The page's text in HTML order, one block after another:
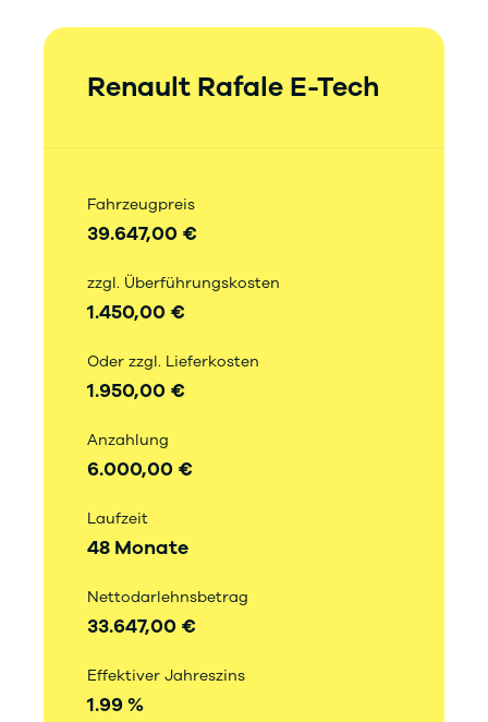
Renault Rafale E-Tech
Fahrzeugpreis
39.647,00 €
zzgl. Überführungskosten
1.450,00 €
Oder zzgl. Lieferkosten
1.950,00 €
Anzahlung
6.000,00 €
Laufzeit
48 Monate
Nettodarlehnsbetrag
33.647,00 €
Effektiver Jahreszins
1.99 %